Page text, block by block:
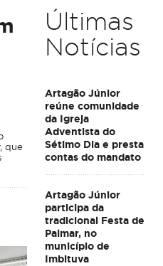
que
Últimas
Notícias
Artagão Júnior
reúne comunidade
da Igreja
Adventista do
Sétimo Dia e presta
contas do mandato
Artagão Júnior
participa da
tradicional Festa de
Palmar, no
município de
Imbituva